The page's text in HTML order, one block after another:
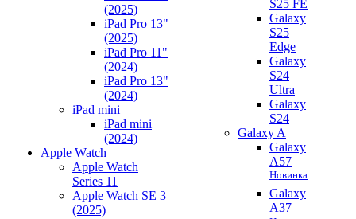
(2025)
iPad Pro 13"
(2025)
iPad Pro 11"
(2024)
iPad Pro 13"
(2024)
iPad mini
iPad mini
(2024)
Apple Watch
Apple Watch
Series 11
Apple Watch SE 3
(2025)
S25 FE
Galaxy
S25
Edge
Galaxy
S24
Ultra
Galaxy
S24
Galaxy A
Galaxy
A57
Новинка
Galaxy
A37